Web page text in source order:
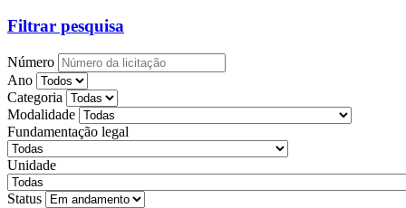
Filtrar pesquisa
Número
Ano
Categoria
Modalidade
Fundamentação legal
Unidade
Status